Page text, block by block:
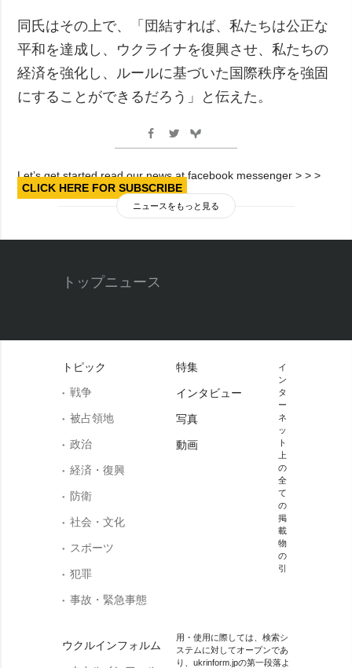
同氏はその上で、「団結すれば、私たちは公正な
平和を達成し、ウクライナを復興させ、私たちの
経済を強化し、ルールに基づいた国際秩序を強固
にすることができるだろう」と伝えた。
Let’s get started read our news at facebook messenger > > >
CLICK HERE FOR SUBSCRIBE
ニュースをもっと見る
トップニュース
トピック
戦争
被占領地
政治
経済・復興
防衛
社会・文化
スポーツ
犯罪
事故・緊急事態
ウクルインフォルム
特集
インタビュー
写真
動画
イ
ン
タ
ー
ネ
ッ
ト
上
の
全
て
の
掲
載
物
の
引
用・使用に際しては、検索シ
ステムに対してオープンであ
り、ukrinform.jpの第一段落よ